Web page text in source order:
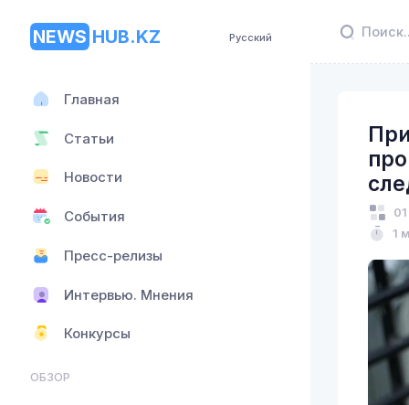
NEWS HUB.KZ Русский
Главная
Статьи
Новости
События
Пресс-релизы
Интервью. Мнения
Конкурсы
ОБЗОР
1